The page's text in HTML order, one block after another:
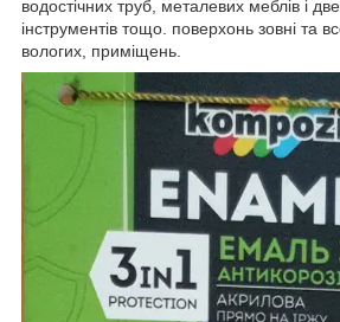
водостічних труб, металевих меблів і
інструментів тощо. поверхонь зовні та
вологих, приміщень.